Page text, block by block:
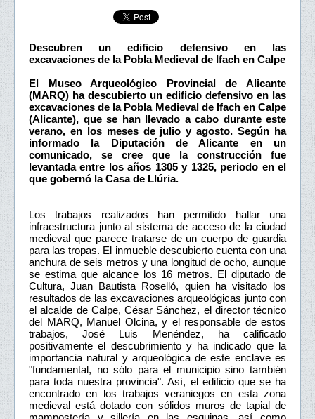
Descubren un edificio defensivo en las
excavaciones de la Pobla Medieval de Ifach en Calpe
El Museo Arqueológico Provincial de Alicante
(MARQ) ha descubierto un edificio defensivo en las
excavaciones de la Pobla Medieval de Ifach en Calpe
(Alicante), que se han llevado a cabo durante este
verano, en los meses de julio y agosto. Según ha
informado la Diputación de Alicante en un
comunicado, se cree que la construcción fue
levantada entre los años 1305 y 1325, periodo en el
que gobernó la Casa de Llúria.
Los trabajos realizados han permitido hallar una
infraestructura junto al sistema de acceso de la ciudad
medieval que parece tratarse de un cuerpo de guardia
para las tropas. El inmueble descubierto cuenta con una
anchura de seis metros y una longitud de ocho, aunque
se estima que alcance los 16 metros. El diputado de
Cultura, Juan Bautista Roselló, quien ha visitado los
resultados de las excavaciones arqueológicas junto con
el alcalde de Calpe, César Sánchez, el director técnico
del MARQ, Manuel Olcina, y el responsable de estos
trabajos, José Luis Menéndez, ha calificado
positivamente el descubrimiento y ha indicado que la
importancia natural y arqueológica de este enclave es
"fundamental, no sólo para el municipio sino también
para toda nuestra provincia". Así, el edificio que se ha
encontrado en los trabajos veraniegos en esta zona
medieval está dotado con sólidos muros de tapial de